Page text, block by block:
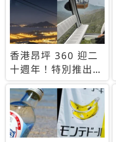
休才去圓夢 (附8.5
萬次下載峇里島地
圖)😍
香港昂坪 360 迎二
十週年！特別推出
「夜間纜車」，輕旅
行帶你搶先揭秘台灣
專屬禮遇